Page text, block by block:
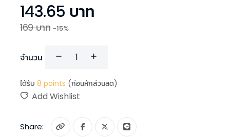
143.65 บาท
169บาท -15%
จำนวน
ได้รับ 8 points (ก่อนหักส่วนลด)
Add Wishlist
Share: